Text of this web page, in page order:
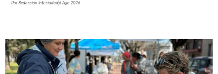
PorRedacción Infociudad6 Ago 2026